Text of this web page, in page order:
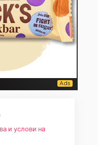
и услови на